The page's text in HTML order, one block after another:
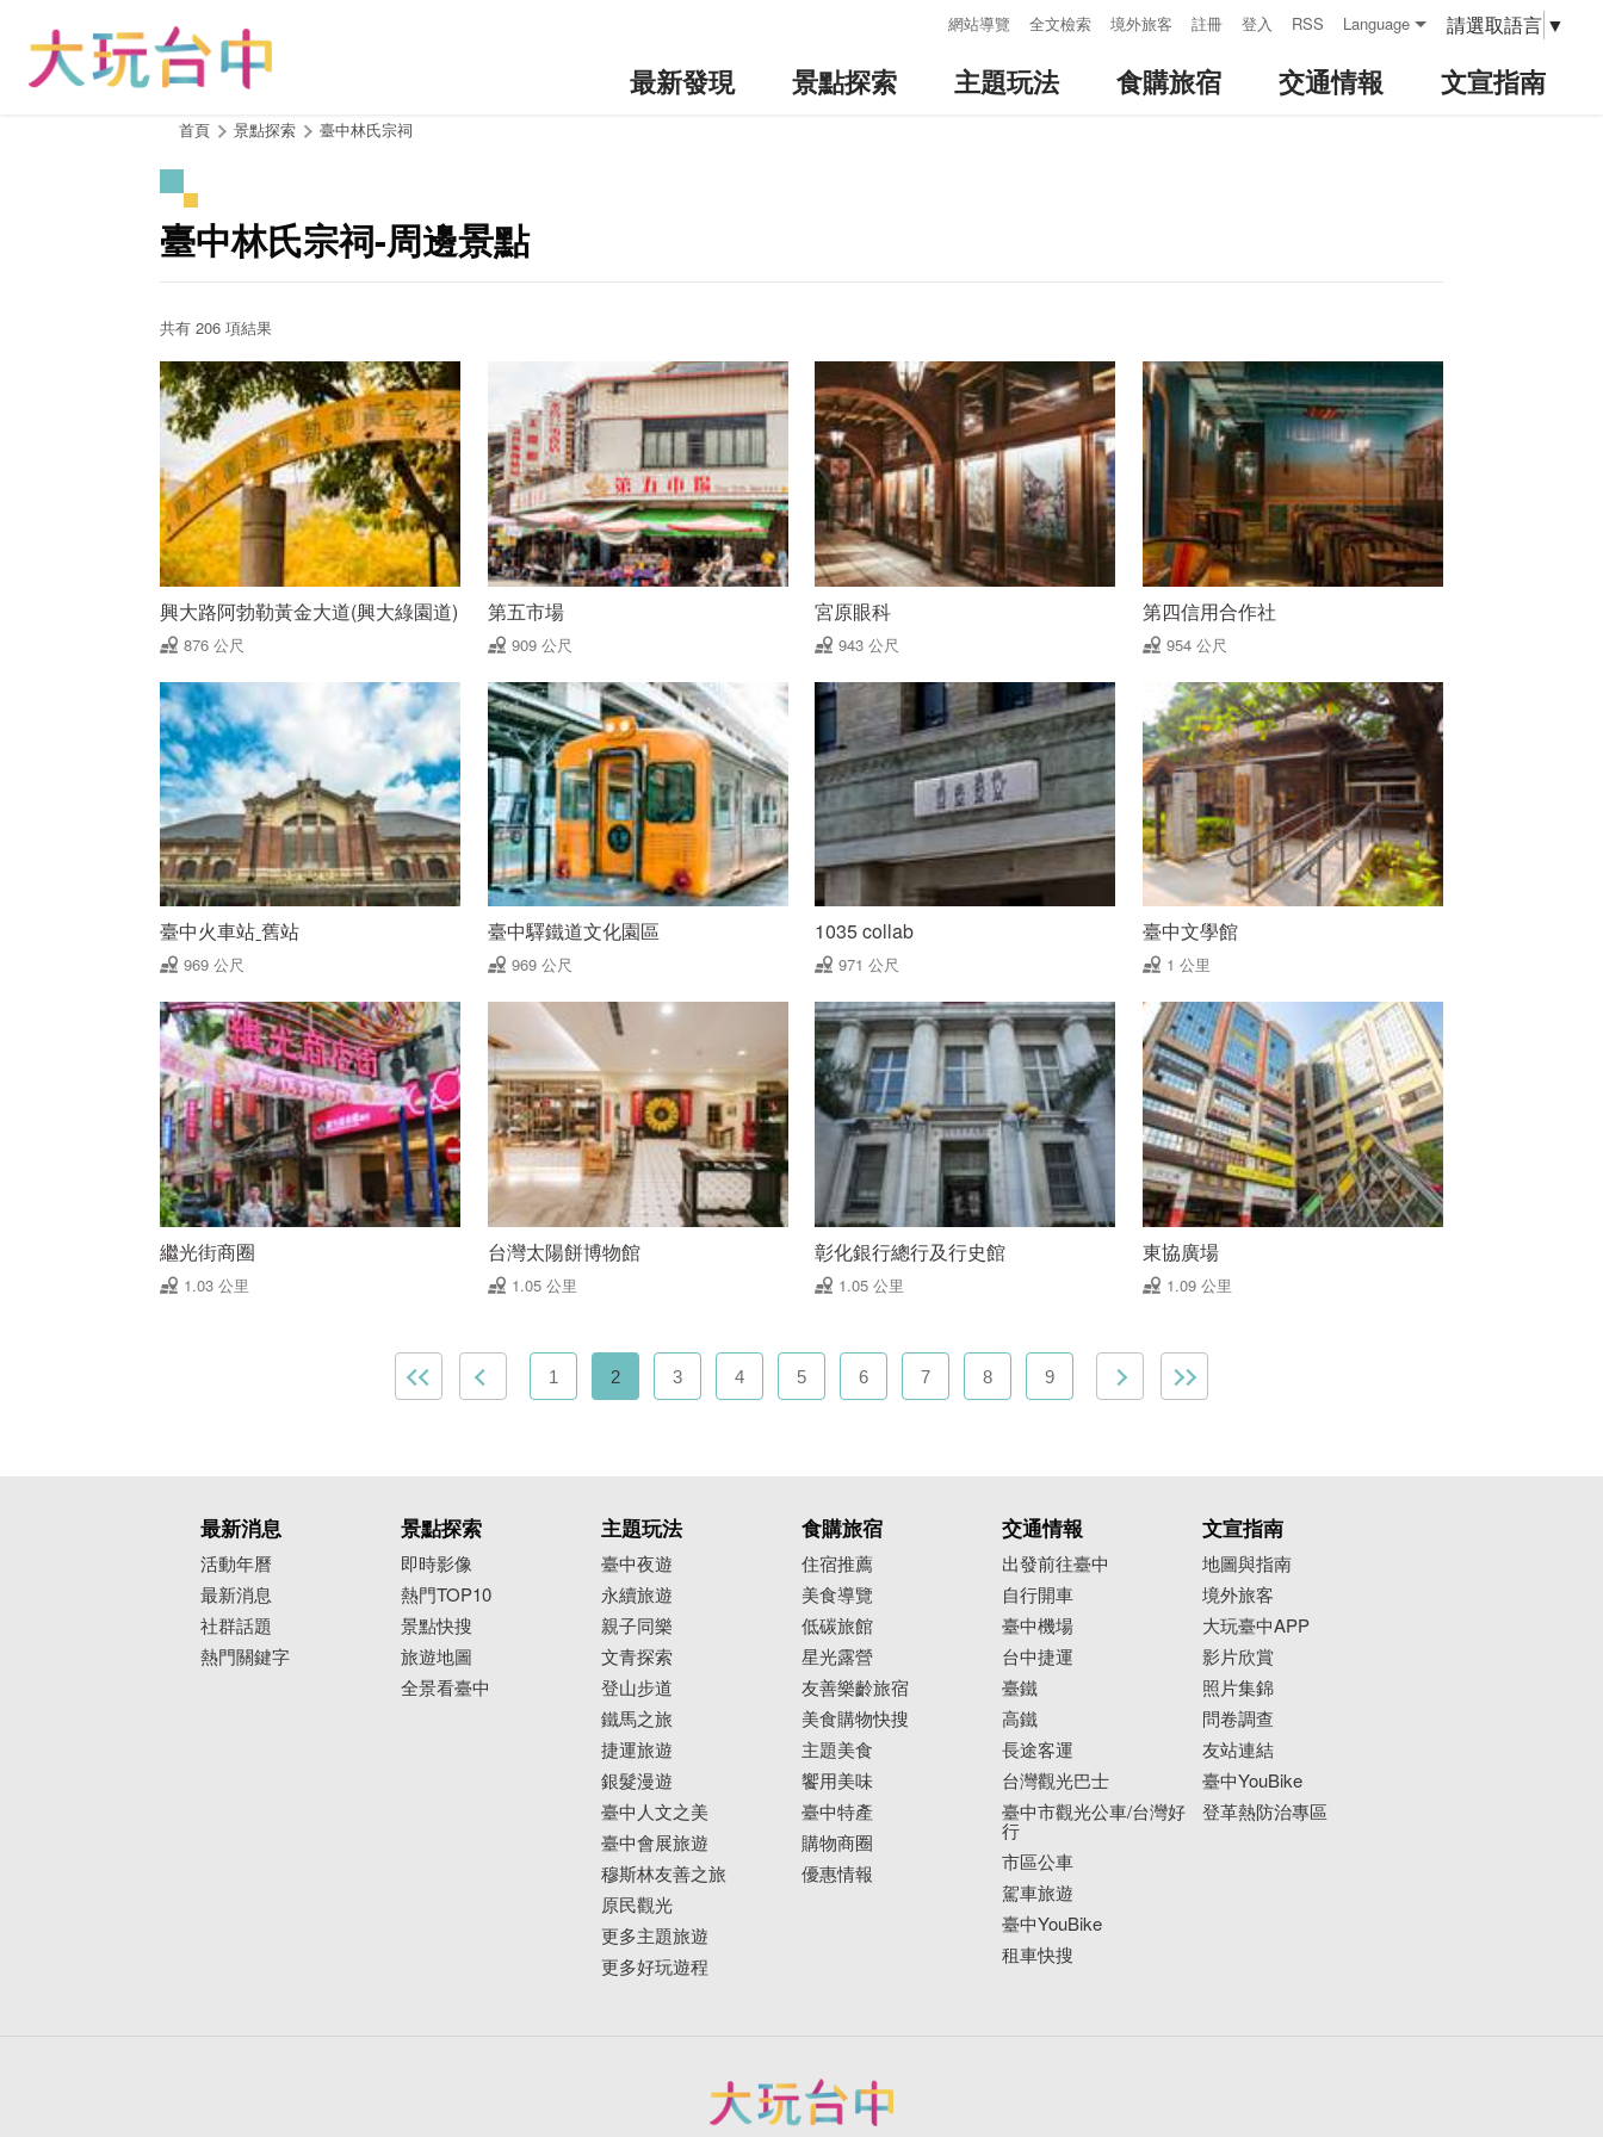
網站導覽 全文檢索 境外旅客 註冊 登入 RSS Language 請選取語言 ▼
最新發現 景點探索 主題玩法 食購旅宿 交通情報 文宣指南
首頁 景點探索 臺中林氏宗祠
臺中林氏宗祠-周邊景點
共有 206 項結果
興大路阿勃勒黃金大道(興大綠園道)
876 公尺
第五市場
909 公尺
宮原眼科
943 公尺
第四信用合作社
954 公尺
臺中火車站ˍ舊站
969 公尺
臺中驛鐵道文化園區
969 公尺
1035 collab
971 公尺
臺中文學館
1 公里
繼光街商圈
1.03 公里
台灣太陽餅博物館
1.05 公里
彰化銀行總行及行史館
1.05 公里
東協廣場
1.09 公里
1 2 3 4 5 6 7 8 9
最新消息
活動年曆
最新消息
社群話題
熱門關鍵字
景點探索
即時影像
熱門TOP10
景點快搜
旅遊地圖
全景看臺中
主題玩法
臺中夜遊
永續旅遊
親子同樂
文青探索
登山步道
鐵馬之旅
捷運旅遊
銀髮漫遊
臺中人文之美
臺中會展旅遊
穆斯林友善之旅
原民觀光
更多主題旅遊
更多好玩遊程
食購旅宿
住宿推薦
美食導覽
低碳旅館
星光露營
友善樂齡旅宿
美食購物快搜
主題美食
饗用美味
臺中特產
購物商圈
優惠情報
交通情報
出發前往臺中
自行開車
臺中機場
台中捷運
臺鐵
高鐵
長途客運
台灣觀光巴士
臺中市觀光公車/台灣好
行
市區公車
駕車旅遊
臺中YouBike
租車快搜
文宣指南
地圖與指南
境外旅客
大玩臺中APP
影片欣賞
照片集錦
問卷調查
友站連結
臺中YouBike
登革熱防治專區